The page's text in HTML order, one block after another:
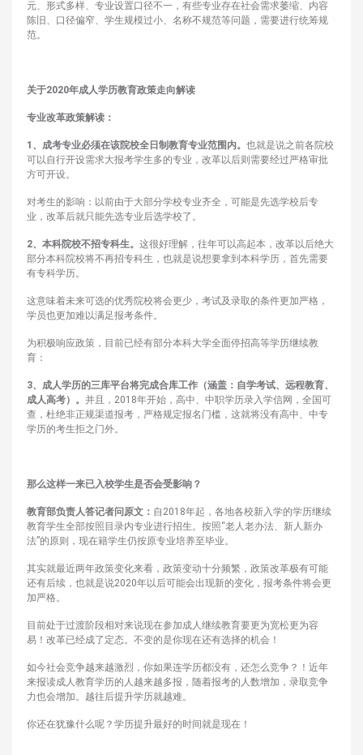
元、形式多样、专业设置口径不一，有些专业存在社会需求萎缩、内容
陈旧、口径偏窄、学生规模过小、名称不规范等问题，需要进行统筹规
范。
关于2020年成人学历教育政策走向解读
专业改革政策解读：
1、成考专业必须在该院校全日制教育专业范围内。 也就是说之前各院校
可以自行开设需求大报考学生多的专业，改革以后则需要经过严格审批
方可开设。
对考生的影响：以前由于大部分学校专业齐全，可能是先选学校后专
业，改革后就只能先选专业后选学校了。
2、本科院校不招专科生。 这很好理解，往年可以高起本，改革以后绝大
部分本科院校将不再招专科生，也就是说想要拿到本科学历，首先需要
有专科学历。
这意味着未来可选的优秀院校将会更少，考试及录取的条件更加严格，
学员也更加难以满足报考条件。
为积极响应政策，目前已经有部分本科大学全面停招高等学历继续教
育：
3、成人学历的三库平台将完成合库工作（涵盖：自学考试、远程教育、
成人高考）。 并且，2018年开始，高中、中职学历录入学信网，全国可
查，杜绝非正规渠道报考，严格规定报名门槛，这就将没有高中、中专
学历的考生拒之门外。
那么这样一来已入校学生是否会受影响？
教育部负责人答记者问原文： 自2018年起，各地各校新入学的学历继续
教育学生全部按照目录内专业进行招生。按照“老人老办法、新人新办
法”的原则，现在籍学生仍按原专业培养至毕业。
其实就最近两年政策变化来看，政策变动十分频繁，政策改革极有可能
还有后续，也就是说2020年以后可能会出现新的变化，报考条件将会更
加严格。
目前处于过渡阶段相对来说现在参加成人继续教育要更为宽松更为容
易！改革已经成了定态。不变的是你现在还有选择的机会！
如今社会竞争越来越激烈，你如果连学历都没有，还怎么竞争？！近年
来报读成人教育学历的人越来越多报，随着报考的人数增加，录取竞争
力也会增加。越往后提升学历就越难。
你还在犹豫什么呢？学历提升最好的时间就是现在！